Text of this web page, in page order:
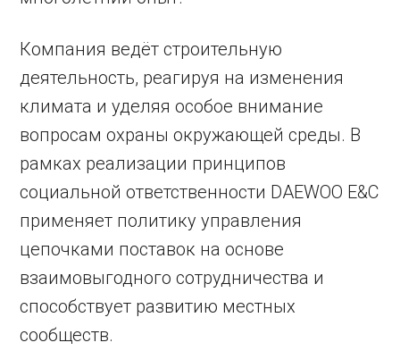
Компания ведёт строительную
деятельность, реагируя на изменения
климата и уделяя особое внимание
вопросам охраны окружающей среды. В
рамках реализации принципов
социальной ответственности DAEWOO E&C
применяет политику управления
цепочками поставок на основе
взаимовыгодного сотрудничества и
способствует развитию местных
сообществ.